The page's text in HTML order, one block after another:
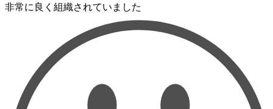
非常に良く組織されていました